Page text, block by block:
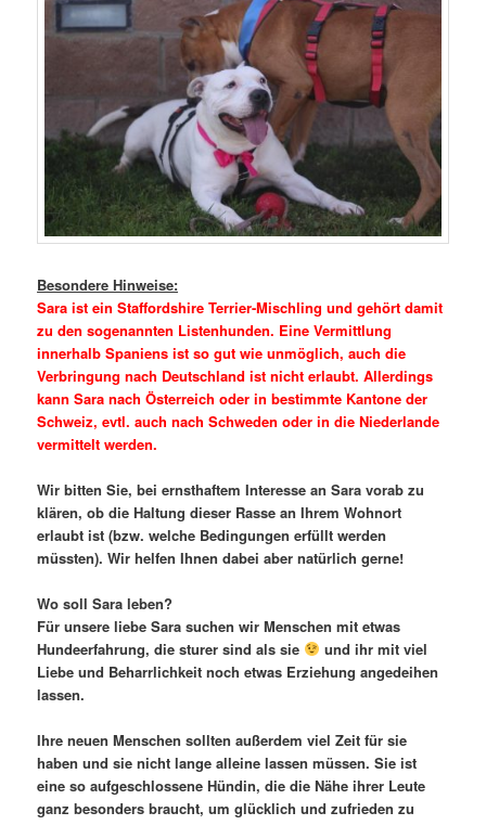
Besondere Hinweise:
Sara ist ein Staffordshire Terrier-Mischling und gehört damit
zu den sogenannten Listenhunden. Eine Vermittlung
innerhalb Spaniens ist so gut wie unmöglich, auch die
Verbringung nach Deutschland ist nicht erlaubt. Allerdings
kann Sara nach Österreich oder in bestimmte Kantone der
Schweiz, evtl. auch nach Schweden oder in die Niederlande
vermittelt werden.
Wir bitten Sie, bei ernsthaftem Interesse an Sara vorab zu
klären, ob die Haltung dieser Rasse an Ihrem Wohnort
erlaubt ist (bzw. welche Bedingungen erfüllt werden
müssten). Wir helfen Ihnen dabei aber natürlich gerne!
Wo soll Sara leben?
Für unsere liebe Sara suchen wir Menschen mit etwas
Hundeerfahrung, die sturer sind als sie
und ihr mit viel
Liebe und Beharrlichkeit noch etwas Erziehung angedeihen
lassen.
Ihre neuen Menschen sollten außerdem viel Zeit für sie
haben und sie nicht lange alleine lassen müssen. Sie ist
eine so aufgeschlossene Hündin, die die Nähe ihrer Leute
ganz besonders braucht, um glücklich und zufrieden zu